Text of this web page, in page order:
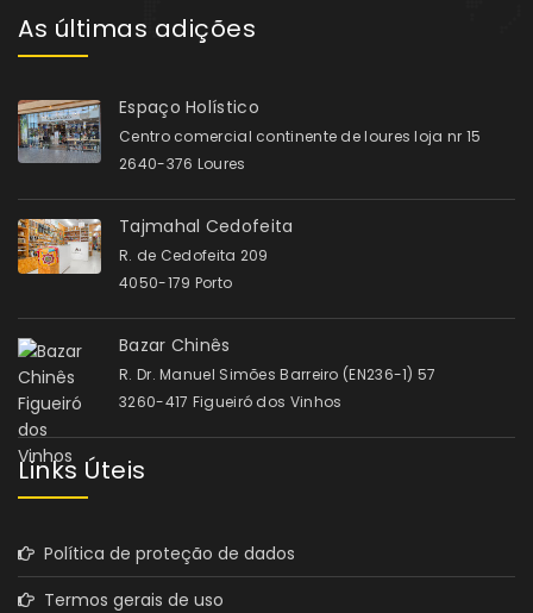
As últimas adições
Espaço Holístico
Centro comercial continente de loures loja nr 15
2640-376 Loures
Tajmahal Cedofeita
R. de Cedofeita 209
4050-179 Porto
Bazar Chinês
R. Dr. Manuel Simões Barreiro (EN236-1) 57
3260-417 Figueiró dos Vinhos
Links Úteis
Política de proteção de dados
Termos gerais de uso